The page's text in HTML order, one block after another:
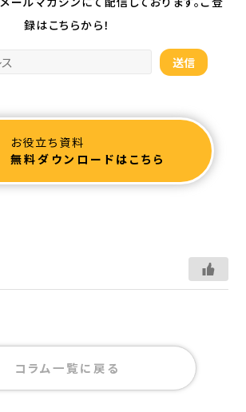
録はこちらから！
お役立ち資料
無料ダウンロードはこちら
コラム一覧に戻る